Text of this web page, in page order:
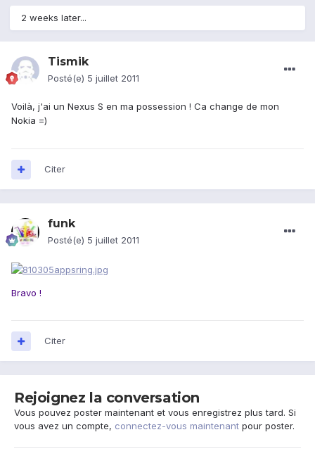
2 weeks later...
Tismik
Posté(e) 5 juillet 2011
Voilà, j'ai un Nexus S en ma possession ! Ca change de mon
Nokia =)
Citer
funk
Posté(e) 5 juillet 2011
Bravo !
Citer
Rejoignez la conversation
Vous pouvez poster maintenant et vous enregistrez plus tard. Si
vous avez un compte, connectez-vous maintenant pour poster.